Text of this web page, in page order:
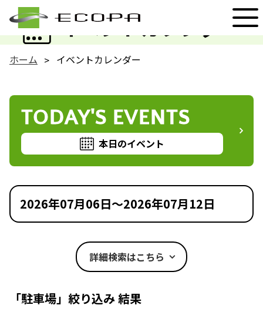
イベントカレンダー
EVENT
ホーム イベントカレンダー
TODAY'S EVENTS
本日のイベント
2026年07月06日～2026年07月12日
詳細検索はこちら
「駐車場」絞り込み 結果